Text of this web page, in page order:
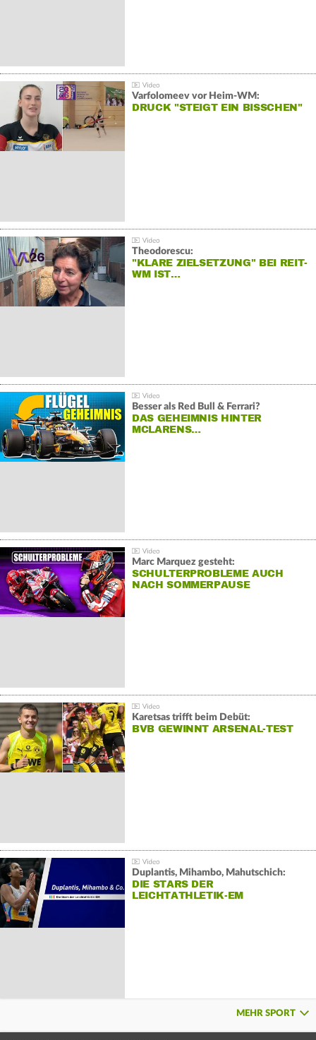
Varfolomeev vor Heim-WM:
DRUCK "STEIGT EIN BISSCHEN"
Theodorescu:
"KLARE ZIELSETZUNG" BEI REIT-
WM IST…
Besser als Red Bull & Ferrari?
DAS GEHEIMNIS HINTER
MCLARENS…
Marc Marquez gesteht:
SCHULTERPROBLEME AUCH
NACH SOMMERPAUSE
Karetsas trifft beim Debüt:
BVB GEWINNT ARSENAL-TEST
Duplantis, Mihambo, Mahutschich:
DIE STARS DER
LEICHTATHLETIK-EM
MEHR SPORT